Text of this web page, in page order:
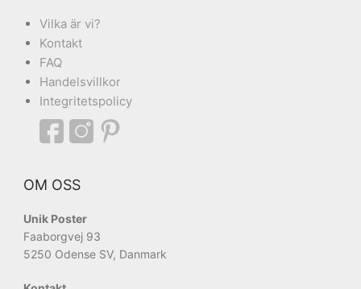
Vilka är vi?
Kontakt
FAQ
Handelsvillkor
Integritetspolicy
OM OSS
Unik Poster
Faaborgvej 93
5250 Odense SV, Danmark